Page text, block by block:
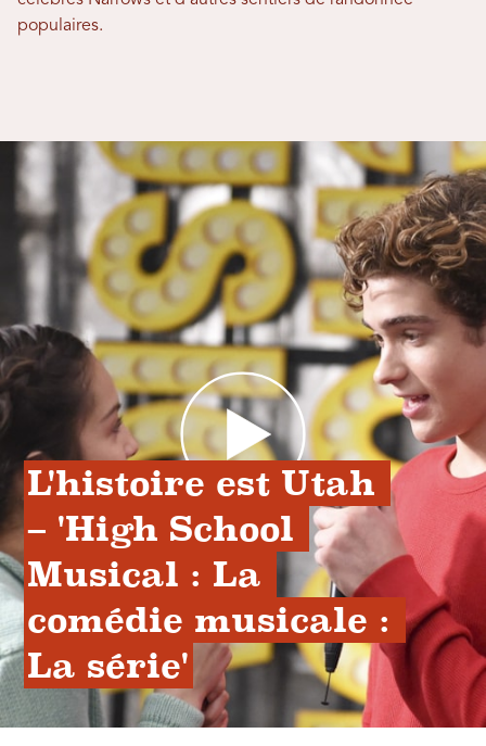
populaires.
L'histoire est Utah
– 'High School
Musical : La
comédie musicale :
La série'